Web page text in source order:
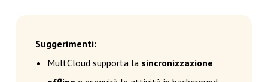
Suggerimenti:
MultCloud supporta la sincronizzazione